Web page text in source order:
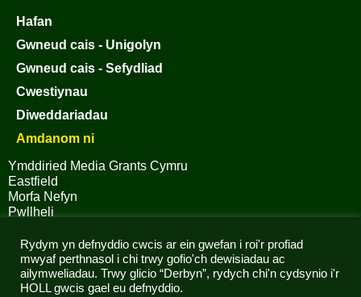
Hafan
Gwneud cais - Unigolyn
Gwneud cais - Sefydliad
Cwestiynau
Diweddariadau
Amdanom ni
Ymddiried Media Grants Cymru
Eastfield
Morfa Nefyn
Pwllheli
LL53 6BS
Rydym yn defnyddio cwcis ar ein gwefan i roi'r profiad
mwyaf perthnasol i chi trwy gofio'ch dewisiadau ac
ailymweliadau. Trwy glicio “Derbyn”, rydych chi'n cydsynio i'r
HOLL gwcis gael eu defnyddio.